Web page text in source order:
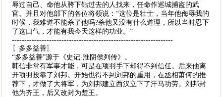
辱过自己、命他从胯下钻过去的人找来，任命作巡城捕盗的武
官。并且对他部下的各位将领说：“这位是壮士，当年他侮辱我的
时候，我难道不能杀了他吗?杀他又没有什么道理，所以当时忍下
了这口气，才能有我今天这样的功业。”
-----------------------------------------------------------------
〖多多益善〗
“多多益善”源于《史记·淮阴侯列传》。
韩信非常有军事才能，可是在项羽手下却得不到信任。后来他离
开项羽投靠了刘邦。开始也得不到刘邦的重用，在丞相萧何的推
荐下，才做了大将军，为刘邦建立西汉立下了汗马功劳。刘邦封
他为齐王，后又改封为楚王。